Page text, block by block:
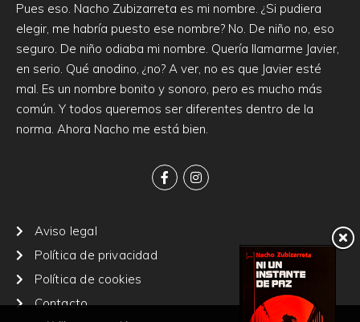
Pues eso. Nacho Zubizarreta es mi nombre. ¿Si pudiera
elegir, me habría puesto ese nombre? No. De niño no, eso
seguro. De niño odiaba mi nombre. Quería llamarme Javier,
en serio. Qué anodino, ¿no? A ver, no es que Javier esté
mal. Es un nombre bonito y sonoro, pero es mucho más
común. Y todos queremos ser diferentes dentro de la
norma. Ahora Nacho me está bien.
Aviso legal
Política de privacidad
Política de cookies
Contacto